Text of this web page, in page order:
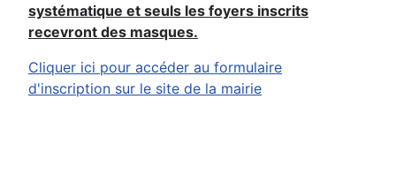
systématique et seuls les foyers inscrits
recevront des masques.
Cliquer ici pour accéder au formulaire
d'inscription sur le site de la mairie